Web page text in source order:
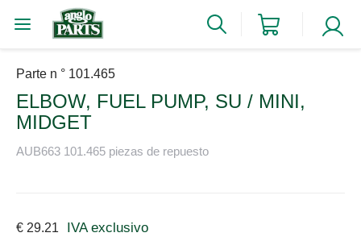
Parte n ° 101.465
ELBOW, FUEL PUMP, SU / MINI,
MIDGET
AUB663 101.465 piezas de repuesto
€ 29.21 IVA exclusivo